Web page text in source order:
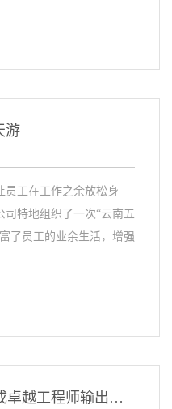
游
员工在工作之余放松身
特地组织了一次“云南五
了员工的业余生活，增强
三菱电机自动化大赛渐成卓越工程师输出平台